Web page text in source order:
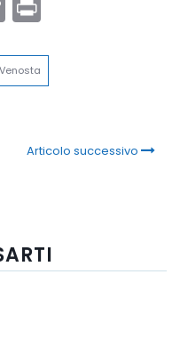
Link
Articolo successivo